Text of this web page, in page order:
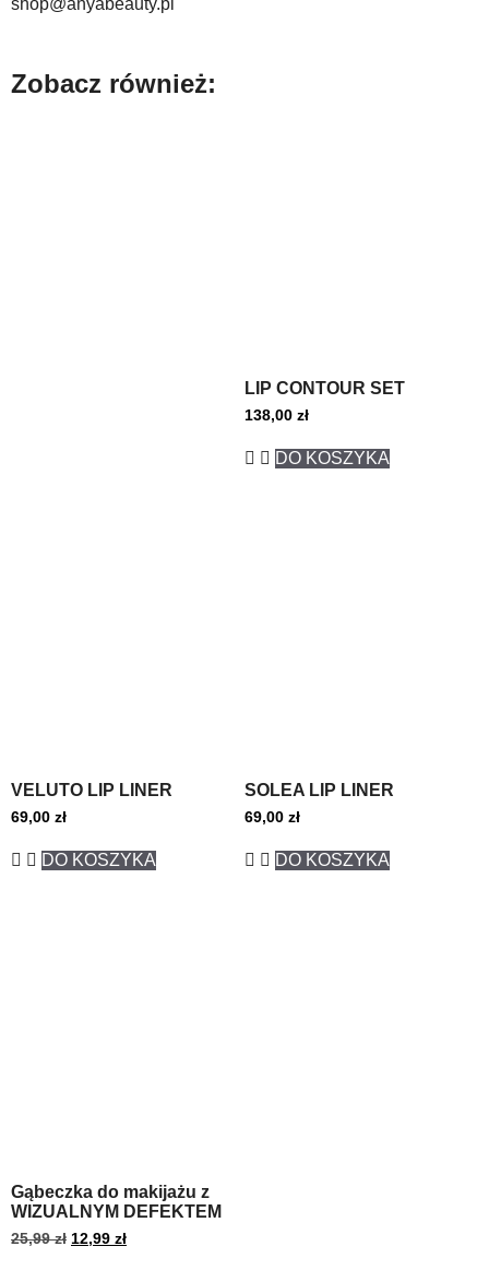
shop@anyabeauty.pl
Zobacz również:
LIP CONTOUR SET
138,00 zł
DO KOSZYKA
VELUTO LIP LINER
69,00 zł
DO KOSZYKA
SOLEA LIP LINER
69,00 zł
DO KOSZYKA
Gąbeczka do makijażu z
WIZUALNYM DEFEKTEM
25,99zł 12,99 zł